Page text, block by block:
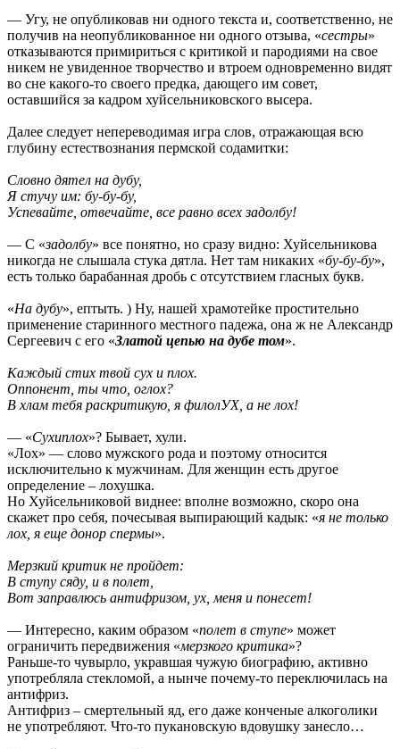
— Угу, не опубликовав ни одного текста и, соответственно, не
получив на неопубликованное ни одного отзыва, «сестры»
отказываются примириться с критикой и пародиями на свое
никем не увиденное творчество и втроем одновременно видят
во сне какого-то своего предка, дающего им совет,
оставшийся за кадром хуйсельниковского высера.
Далее следует непереводимая игра слов, отражающая всю
глубину естествознания пермской содамитки:
Словно дятел на дубу,
Я стучу им: бу-бу-бу,
Успевайте, отвечайте, все равно всех задолбу!
— С «задолбу» все понятно, но сразу видно: Хуйсельникова
никогда не слышала стука дятла. Нет там никаких «бу-бу-бу»,
есть только барабанная дробь с отсутствием гласных букв.
«На дубу», ептыть. ) Ну, нашей храмотейке простительно
применение старинного местного падежа, она ж не Александр
Сергеевич с его «Златой цепью на дубе том».
Каждый стих твой сух и плох.
Оппонент, ты что, оглох?
В хлам тебя раскритикую, я филолУХ, а не лох!
— «Сухиплох»? Бывает, хули.
«Лох» — слово мужского рода и поэтому относится
исключительно к мужчинам. Для женщин есть другое
определение – лохушка.
Но Хуйсельниковой виднее: вполне возможно, скоро она
скажет про себя, почесывая выпирающий кадык: «я не только
лох, я еще донор спермы».
Мерзкий критик не пройдет:
В ступу сяду, и в полет,
Вот заправлюсь антифризом, ух, меня и понесет!
— Интересно, каким образом «полет в ступе» может
ограничить передвижения «мерзкого критика»?
Раньше-то чувырло, укравшая чужую биографию, активно
употребляла стекломой, а нынче почему-то переключилась на
антифриз.
Антифриз – смертельный яд, его даже конченые алкоголики
не употребляют. Что-то пукановскую вдовушку занесло…